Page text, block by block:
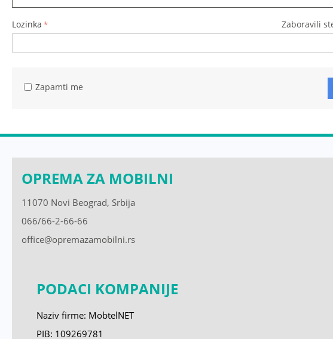
Lozinka Zaboravili
Zapamti me
OPREMA ZA MOBILNI
11070 Novi Beograd, Srbija
066/66-2-66-66
office@opremazamobilni.rs
PODACI KOMPANIJE
Naziv firme: MobtelNET
PIB: 109269781